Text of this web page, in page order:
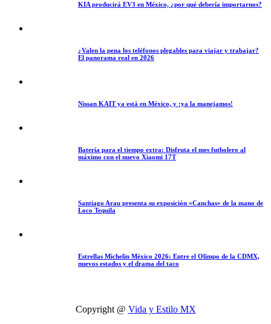
KIA producirá EV3 en México, ¿por qué debería importarnos?
¿Valen la pena los teléfonos plegables para viajar y trabajar?
El panorama real en 2026
Nissan KAIT ya está en México, y ¡ya la manejamos!
Batería para el tiempo extra: Disfruta el mes futbolero al
máximo con el nuevo Xiaomi 17T
Santiago Arau presenta su exposición «Canchas» de la mano de
Loco Tequila
Estrellas Michelin México 2026: Entre el Olimpo de la CDMX,
nuevos estados y el drama del taco
Copyright @ Vida y Estilo MX